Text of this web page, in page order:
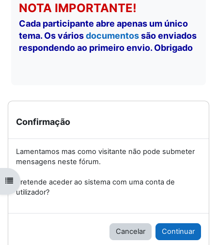
Abrir índice da disciplina
NOTA IMPORTANTE!
Cada participante abre apenas um único
tema. Os váriosdocumentossão enviados
respondendo ao primeiro envio. Obrigado
Confirmação
Lamentamos mas como visitante não pode submeter
mensagens neste fórum.
Pretende aceder ao sistema com uma conta de
utilizador?
Cancelar Continuar